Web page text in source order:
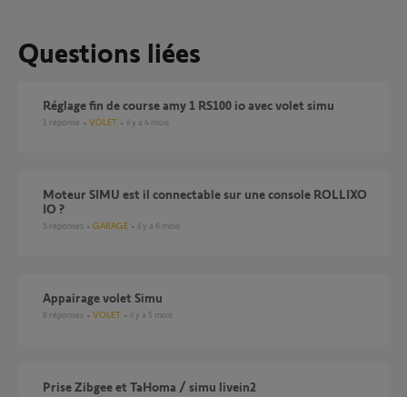
Questions liées
Réglage fin de course amy 1 RS100 io avec volet simu
1 réponse VOLET il y a 4 mois
Moteur SIMU est il connectable sur une console ROLLIXO
IO ?
5 réponses GARAGE il y a 6 mois
Appairage volet Simu
8 réponses VOLET il y a 5 mois
Prise Zibgee et TaHoma / simu livein2